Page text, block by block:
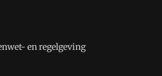
en regelgeving